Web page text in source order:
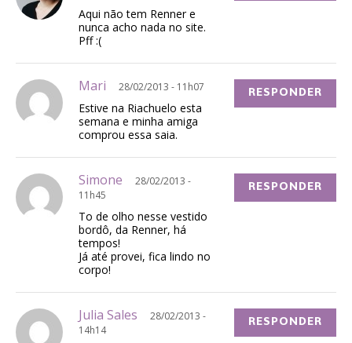
Aqui não tem Renner e
nunca acho nada no site.
Pff :(
Mari 28/02/2013 - 11h07
Estive na Riachuelo esta
semana e minha amiga
comprou essa saia.
RESPONDER
Simone
28/02/2013 -
11h45
To de olho nesse vestido
bordô, da Renner, há
tempos!
Já até provei, fica lindo no
corpo!
RESPONDER
Julia Sales
28/02/2013 -
14h14
RESPONDER